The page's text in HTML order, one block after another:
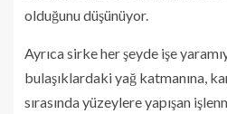
olduğunu düşünüyor.
Ayrıca sirke her şeyde işe
bulaşıklardaki yağ katmanına,
sırasında yüzeylere yapışan